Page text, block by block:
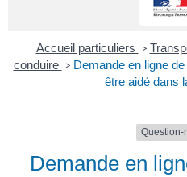
Accueil particuliers >
conduire > Demande en ligne
être aidé dans
Question-
Demande en